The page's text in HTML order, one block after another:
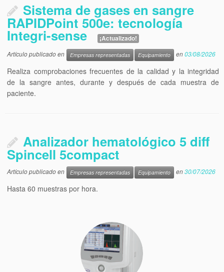
Sistema de gases en sangre
RAPIDPoint 500e: tecnología
Integri-sense
¡Actualizado!
Artículo publicado en
Empresas representadas Equipamiento en03/08/2026
Realiza comprobaciones frecuentes de la calidad y la integridad
de la sangre antes, durante y después de cada muestra de
paciente.
Analizador hematológico 5 diff
Spincell 5compact
Artículo publicado en Empresas representadas Equipamiento en30/07/2026
Hasta 60 muestras por hora.